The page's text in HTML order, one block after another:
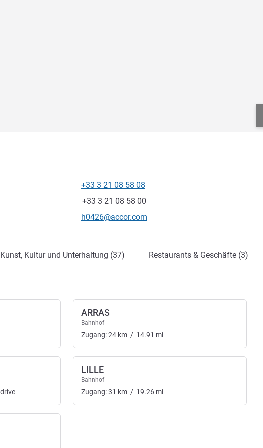
+33 3 21 08 58 08
Fax
+33 3 21 08 58 00
Kontakt-E-Mail
h0426@accor.com
Kunst, Kultur und Unterhaltung (37) Restaurants & Geschäfte (3)
drive
ARRAS
Bahnhof
Zugang:24 km / 14.91 mi
LILLE
Bahnhof
Zugang:31 km / 19.26 mi